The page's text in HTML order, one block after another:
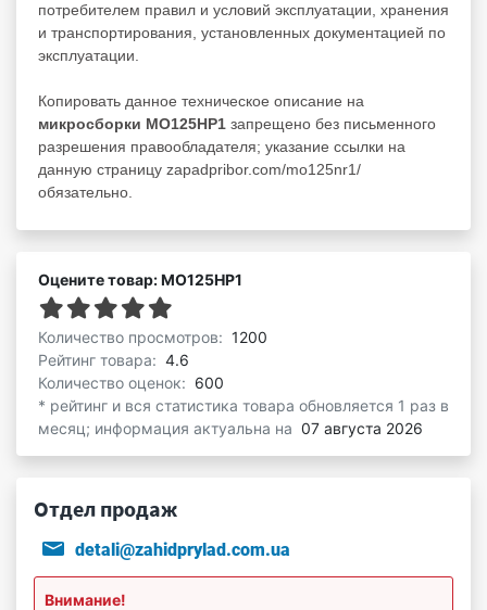
потребителем правил и условий эксплуатации, хранения
и транспортирования, установленных документацией по
эксплуатации.
Копировать данное техническое описание на
микросборки МО125НР1 запрещено без письменного
разрешения правообладателя; указание ссылки на
данную страницу zapadpribor.com/mo125nr1/
обязательно.
Оцените товар: МО125НР1
Количество просмотров: 1200
Рейтинг товара: 4.6
Количество оценок: 600
* рейтинг и вся статистика товара обновляется 1 раз в
месяц; информация актуальна на 07 августа 2026
Отдел продаж
detali@zahidprylad.com.ua
Внимание!